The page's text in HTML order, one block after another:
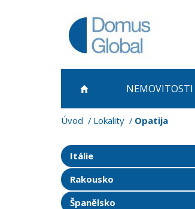
NEMOVITOSTI
Úvod Lokality Opatija
Itálie
Rakousko
Španělsko